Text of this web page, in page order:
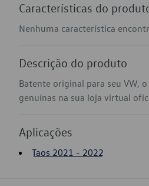
Características do
Nenhuma característica
Descrição do produto
Batente original para seu VW,
genuínas na sua loja virtual
Aplicações
Taos 2021 - 2022